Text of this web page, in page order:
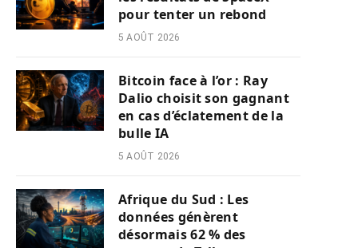
pour tenter un rebond
5 AOÛT 2026
Bitcoin face à l’or : Ray
Dalio choisit son gagnant
en cas d’éclatement de la
bulle IA
5 AOÛT 2026
Afrique du Sud : Les
données génèrent
désormais 62 % des